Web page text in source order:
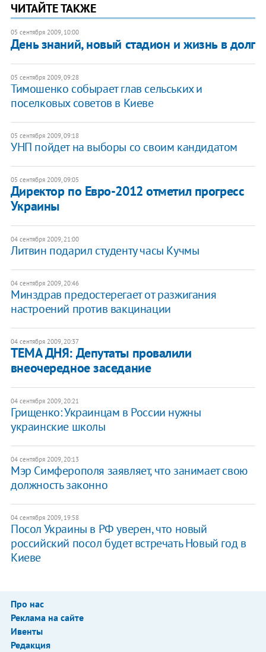
ЧИТАЙТЕ ТАКЖЕ
05 сентября 2009, 10:00
День знаний, новый стадион и жизнь в долг
05 сентября 2009, 09:28
Тимошенко собырает глав сельських и
поселковых советов в Киеве
05 сентября 2009, 09:18
УНП пойдет на выборы со своим кандидатом
05 сентября 2009, 09:05
Директор по Евро-2012 отметил прогресс
Украины
04 сентября 2009, 21:00
Литвин подарил студенту часы Кучмы
04 сентября 2009, 20:46
Минздрав предостерегает от разжигания
настроений против вакцинации
04 сентября 2009, 20:37
ТЕМА ДНЯ: Депутаты провалили
внеочередное заседание
04 сентября 2009, 20:21
Грищенко: Украинцам в России нужны
украинские школы
04 сентября 2009, 20:13
Мэр Симферополя заявляет, что занимает свою
должность законно
04 сентября 2009, 19:58
Посол Украины в РФ уверен, что новый
российский посол будет встречать Новый год в
Киеве
Про нас
Реклама на сайте
Ивенты
Редакция